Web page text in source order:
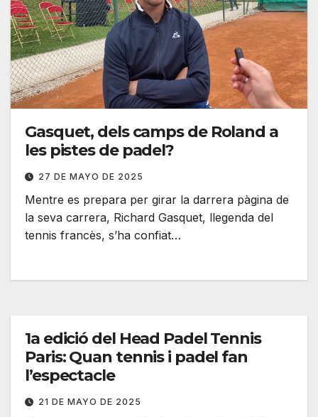
Gasquet, dels camps de Roland a
les pistes de padel?
27 DE MAYO DE 2025
Mentre es prepara per girar la darrera pàgina de
la seva carrera, Richard Gasquet, llegenda del
tennis francès, s’ha confiat…
1a edició del Head Padel Tennis
Paris: Quan tennis i padel fan
l’espectacle
21 DE MAYO DE 2025